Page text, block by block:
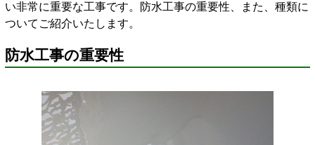
い非常に重要な工事です。防水工事の重要性、また、種類に
ついてご紹介いたします。
防水工事の重要性